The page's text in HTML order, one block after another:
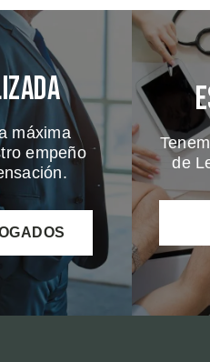
máxima
empeño
de